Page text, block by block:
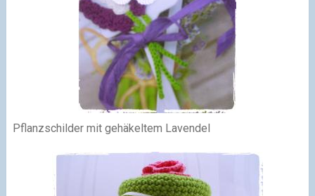
Pflanzschilder mit gehäkeltem Lavendel